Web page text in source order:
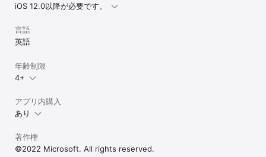
iOS 12.0以降が必要です。
言語
英語
年齢制限
4+
アプリ内購入
あり
著作権
©2022 Microsoft. All rights reserved.